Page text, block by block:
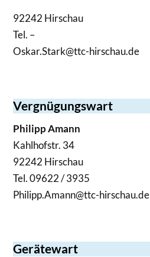
92242 Hirschau
Tel. –
Oskar.Stark@ttc-hirschau.de
Vergnügungswart
Philipp Amann
Kahlhofstr. 34
92242 Hirschau
Tel. 09622 / 3935
Philipp.Amann@ttc-hirschau.de
Gerätewart